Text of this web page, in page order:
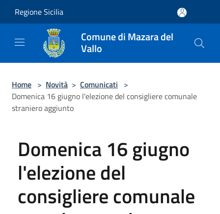
Regione Sicilia
Comune di Mazara del
Vallo
Home > Novità > Comunicati >
Domenica 16 giugno l'elezione del consigliere comunale
straniero aggiunto
Domenica 16 giugno
l'elezione del
consigliere comunale